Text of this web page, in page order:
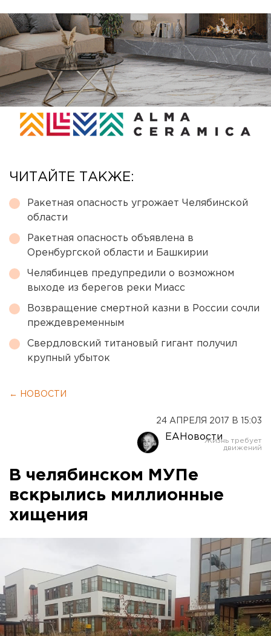
ЧИТАЙТЕ ТАКЖЕ:
Ракетная опасность угрожает Челябинской
области
Ракетная опасность объявлена в
Оренбургской области и Башкирии
Челябинцев предупредили о возможном
выходе из берегов реки Миасс
Возвращение смертной казни в России сочли
преждевременным
Свердловский титановый гигант получил
крупный убыток
← НОВОСТИ
24 АПРЕЛЯ 2017 В 15:03
ЕАНовости
В челябинском МУПе
вскрылись миллионные
хищения